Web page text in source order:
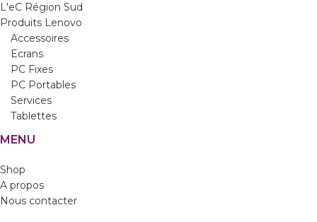
L'eC Région Sud
Produits Lenovo
Accessoires
Ecrans
PC Fixes
PC Portables
Services
Tablettes
MENU
Shop
A propos
Nous contacter